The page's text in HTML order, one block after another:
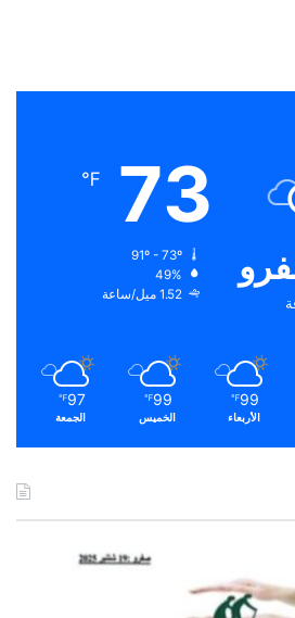
73
℉
49%
1.52 ميل/ساعة
99
℉
الأربعاء
99
℉
الخميس
97
℉
الجمعة